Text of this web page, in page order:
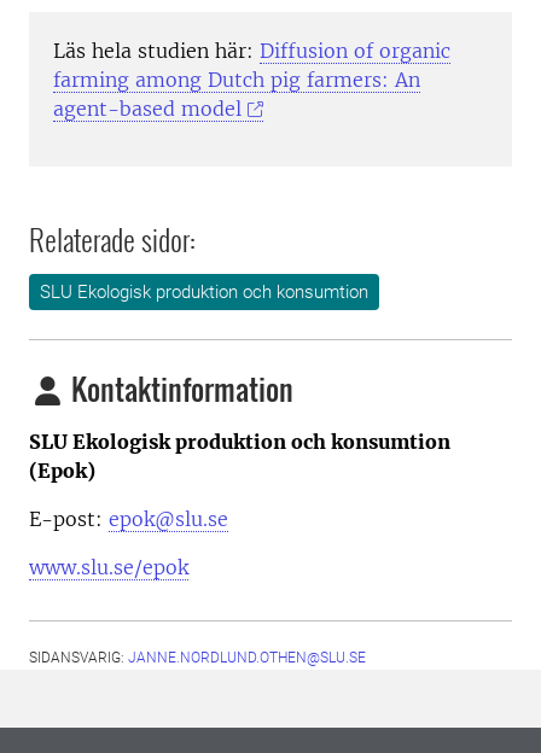
Läs hela studien här: Diffusion of organic
farming among Dutch pig farmers: An
agent-based model
Relaterade sidor:
SLU Ekologisk produktion och konsumtion
Kontaktinformation
SLU Ekologisk produktion och konsumtion
(Epok)
E-post: epok@slu.se
www.slu.se/epok
SIDANSVARIG: JANNE.NORDLUND.OTHEN@SLU.SE